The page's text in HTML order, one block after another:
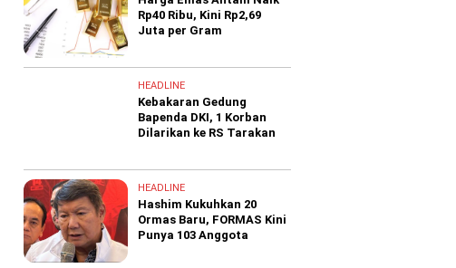
Rp40 Ribu, Kini Rp2,69
Juta per Gram
HEADLINE
Kebakaran Gedung
Bapenda DKI, 1 Korban
Dilarikan ke RS Tarakan
HEADLINE
Hashim Kukuhkan 20
Ormas Baru, FORMAS Kini
Punya 103 Anggota